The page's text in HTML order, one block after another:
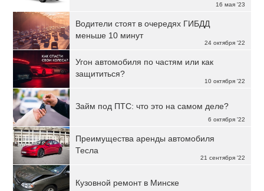
16 мая '23
24 октября '22
Водители стоят в очередях ГИБДД
меньше 10 минут
10 октября '22
Угон автомобиля по частям или как
защититься?
6 октября '22
Займ под ПТС: что это на самом деле?
21 сентября '22
Преимущества аренды автомобиля
Тесла
Кузовной ремонт в Минске